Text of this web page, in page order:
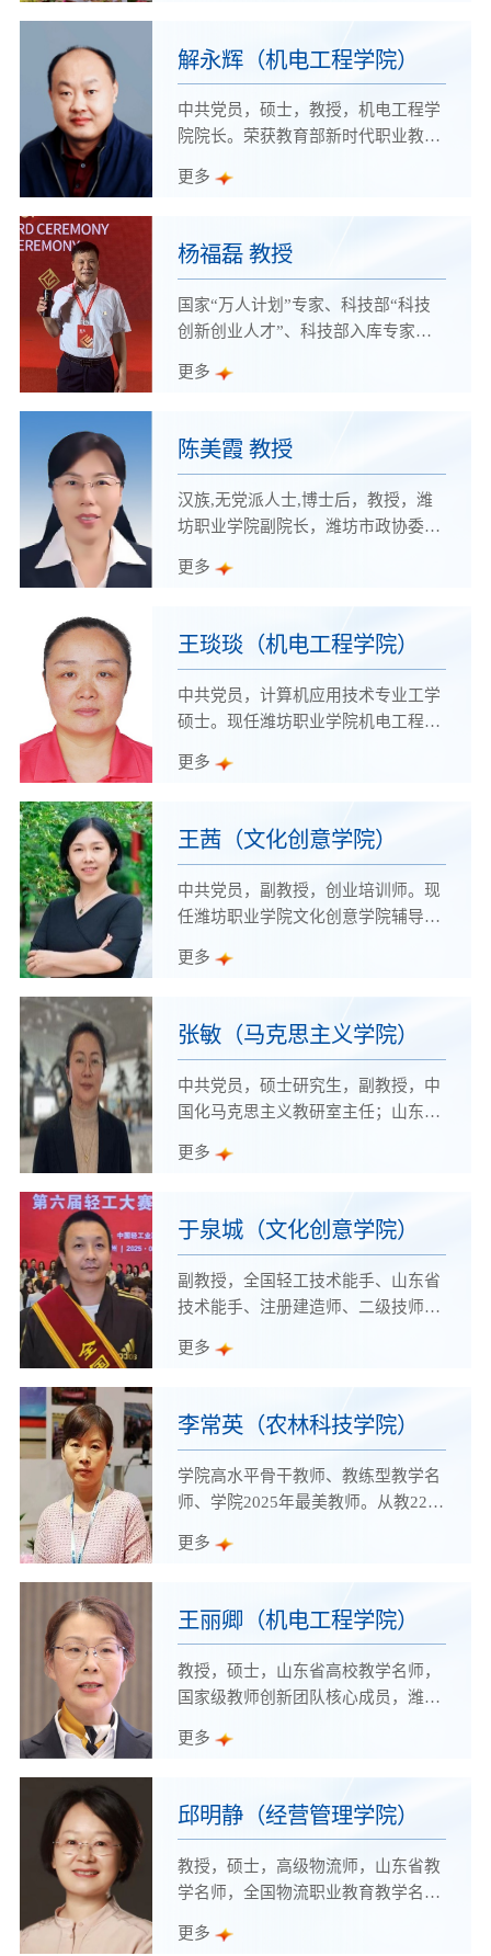
解永辉（机电工程学院）
中共党员，硕士，教授，机电工程学
院院长。荣获教育部新时代职业教育
导教师、中国机电职业教育教学名
年技能名师；潍坊市“十大”科技创新
青年、潍坊市“富民兴潍”劳动奖章等
荣誉称号。兼任全国航空工业职业教
育教学指导委员会，中国模具协会会
技厅科技特派员、山东省教育厅高等
等。
更多
杨福磊 教授
国家“万人计划”专家、科技部“科技
创新创业人才”、科技部入库专家及
工程师。
更多
陈美霞 教授
汉族,无党派人士,博士后，教授，潍
坊职业学院副院长，潍坊市政协委
博士学位，2006至2010年在山东农业
并顺利出站。
更多
王琰琰（机电工程学院）
中共党员，计算机应用技术专业工学
硕士。现任潍坊职业学院机电工程学
学院电子DIY创新协会指导教师，主
更多
王茜（文化创意学院）
中共党员，副教授，创业培训师。现
任潍坊职业学院文化创意学院辅导员
东省辅导员名师工作室“匠心职引”工
更多
张敏（马克思主义学院）
中共党员，硕士研究生，副教授，中
国化马克思主义教研室主任；山东省
课主持人，潍坊市十佳思政课教师，
高校十大思政精品课程主持人、潍坊
市思政金课主持人；学院师德标兵、
优秀教师、网络教育名师、高水平骨
干教师，优秀教学团队带头人。
更多
于泉城（文化创意学院）
副教授，全国轻工技术能手、山东省
技术能手、注册建造师、二级技师；
指导教师、省职业院校技能大赛优秀
裁判员、山东省职业院校技能大赛优
秀指导教师、全省劳动和技能竞赛先
进个人；多次评为学校先进工作者、
优秀教师、就业工作先进个人、优秀
更多
李常英（农林科技学院）
学院高水平骨干教师、教练型教学名
师、学院2025年最美教师。从教22
释着人民教师的责任与担当。创新实
和匠心打造的“以花育人，技能立人”
插花与花艺设计高效课堂。
更多
王丽卿（机电工程学院）
教授，硕士，山东省高校教学名师，
国家级教师创新团队核心成员，潍坊
大模范教师”，自动化技术教研室主
更多
邱明静（经营管理学院）
教授，硕士，高级物流师，山东省教
学名师，全国物流职业教育教学名
“十大最美教师” ，全国物流职业教育
更多